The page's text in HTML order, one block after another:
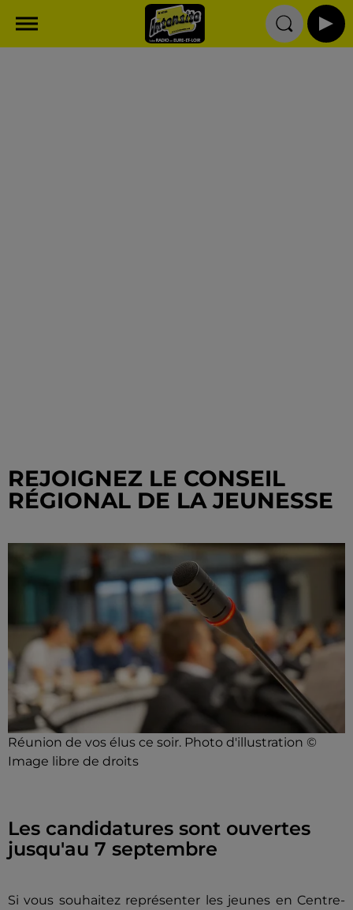
REJOIGNEZ LE CONSEIL
RÉGIONAL DE LA JEUNESSE
Réunion de vos élus ce soir. Photo d'illustration ©
Image libre de droits
Les candidatures sont ouvertes
jusqu'au 7 septembre
Si vous souhaitez représenter les jeunes en Centre-